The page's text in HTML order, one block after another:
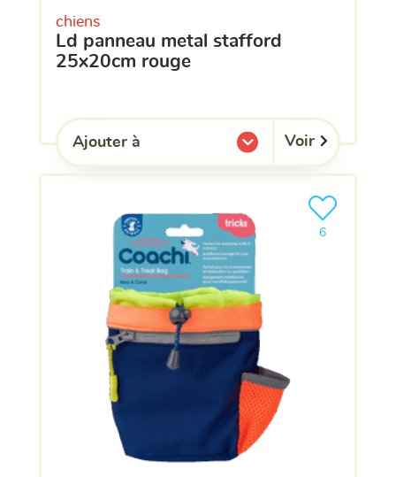
chiens
ld panneau metal stafford
25x20cm rouge
Ajouter à
l'une de mes listes. Voir
6
Ajouter le
clients ont